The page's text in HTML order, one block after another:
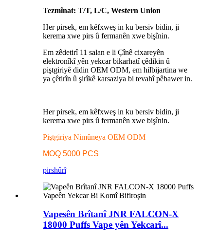
Tezmînat: T/T, L/C, Western Union
Her pirsek, em kêfxweş in ku bersiv bidin, ji
kerema xwe pirs û fermanên xwe bişînin.
Em zêdetirî 11 salan e li Çînê cixareyên
elektronîkî yên yekcar bikarhatî çêdikin û
piştgiriyê didin OEM ODM, em hilbijartina we
ya çêtirîn û şirîkê karsaziya bi tevahî pêbawer in.
Her pirsek, em kêfxweş in ku bersiv bidin, ji
kerema xwe pirs û fermanên xwe bişînin.
Piştgiriya Nimûneya OEM ODM
MOQ 5000 PCS
pirshûrî
Vapesên Brîtanî JNR FALCON-X
18000 Puffs Vape yên Yekcarî...